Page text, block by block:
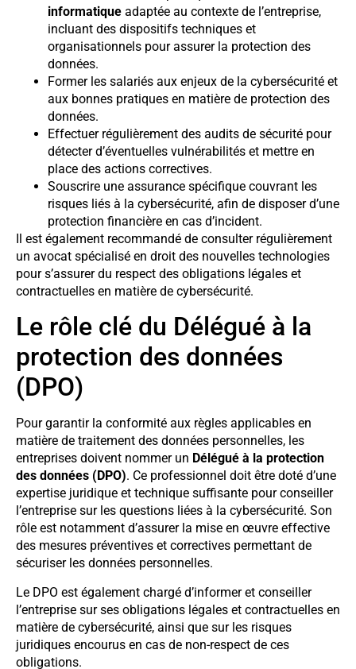
informatique adaptée au contexte de l’entreprise,
incluant des dispositifs techniques et
organisationnels pour assurer la protection des
données.
Former les salariés aux enjeux de la cybersécurité et
aux bonnes pratiques en matière de protection des
données.
Effectuer régulièrement des audits de sécurité pour
détecter d’éventuelles vulnérabilités et mettre en
place des actions correctives.
Souscrire une assurance spécifique couvrant les
risques liés à la cybersécurité, afin de disposer d’une
protection financière en cas d’incident.
Il est également recommandé de consulter régulièrement
un avocat spécialisé en droit des nouvelles technologies
pour s’assurer du respect des obligations légales et
contractuelles en matière de cybersécurité.
Le rôle clé du Délégué à la
protection des données
(DPO)
Pour garantir la conformité aux règles applicables en
matière de traitement des données personnelles, les
entreprises doivent nommer un Délégué à la protection
des données (DPO). Ce professionnel doit être doté d’une
expertise juridique et technique suffisante pour conseiller
l’entreprise sur les questions liées à la cybersécurité. Son
rôle est notamment d’assurer la mise en œuvre effective
des mesures préventives et correctives permettant de
sécuriser les données personnelles.
Le DPO est également chargé d’informer et conseiller
l’entreprise sur ses obligations légales et contractuelles en
matière de cybersécurité, ainsi que sur les risques
juridiques encourus en cas de non-respect de ces
obligations.